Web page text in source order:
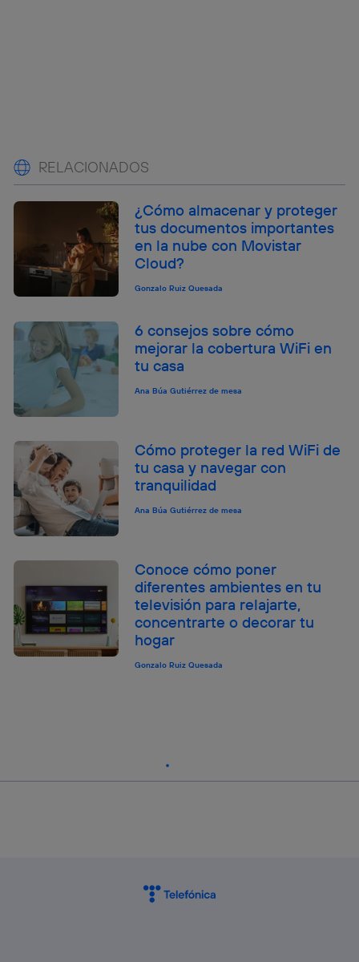
RELACIONADOS
¿Cómo almacenar y proteger
tus documentos importantes
en la nube con Movistar
Cloud?
Gonzalo Ruiz Quesada
6 consejos sobre cómo
mejorar la cobertura WiFi en
tu casa
Ana Búa Gutiérrez de mesa
Cómo proteger la red WiFi de
tu casa y navegar con
tranquilidad
Ana Búa Gutiérrez de mesa
Conoce cómo poner
diferentes ambientes en tu
televisión para relajarte,
concentrarte o decorar tu
hogar
Gonzalo Ruiz Quesada